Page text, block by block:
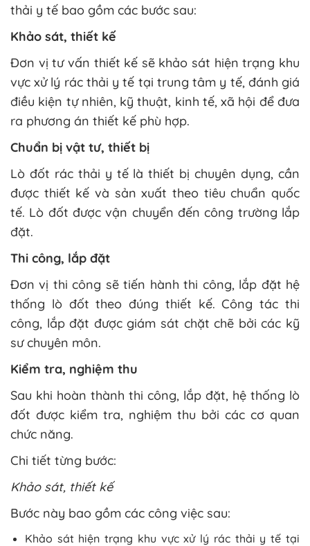
thải y tế bao gồm các bước sau:
Khảo sát, thiết kế
Đơn vị tư vấn thiết kế sẽ khảo sát hiện trạng khu
vực xử lý rác thải y tế tại trung tâm y tế, đánh giá
điều kiện tự nhiên, kỹ thuật, kinh tế, xã hội để đưa
ra phương án thiết kế phù hợp.
Chuẩn bị vật tư, thiết bị
Lò đốt rác thải y tế là thiết bị chuyên dụng, cần
được thiết kế và sản xuất theo tiêu chuẩn quốc
tế. Lò đốt được vận chuyển đến công trường lắp
đặt.
Thi công, lắp đặt
Đơn vị thi công sẽ tiến hành thi công, lắp đặt hệ
thống lò đốt theo đúng thiết kế. Công tác thi
công, lắp đặt được giám sát chặt chẽ bởi các kỹ
sư chuyên môn.
Kiểm tra, nghiệm thu
Sau khi hoàn thành thi công, lắp đặt, hệ thống lò
đốt được kiểm tra, nghiệm thu bởi các cơ quan
chức năng.
Chi tiết từng bước:
Khảo sát, thiết kế
Bước này bao gồm các công việc sau:
Khảo sát hiện trạng khu vực xử lý rác thải y tế tại